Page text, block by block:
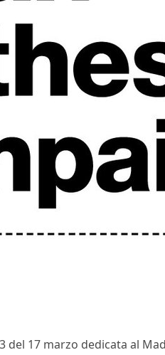
del 17 marzo dedicata al